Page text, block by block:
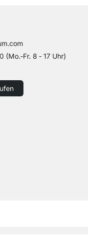
(Mo.‑Fr. 8 ‑ 17 Uhr)